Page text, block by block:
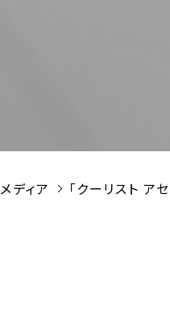
メディア 「クーリスト ア